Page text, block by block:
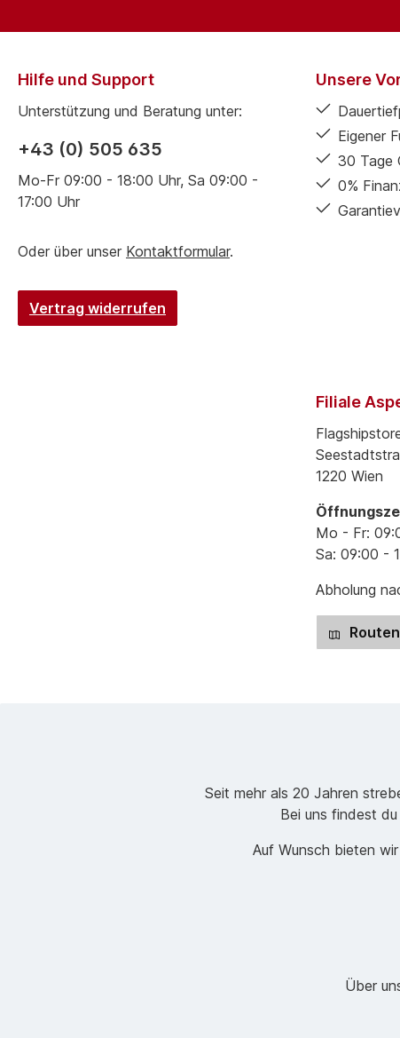
Hilfe und Support
Unterstützung und Beratung unter:
+43 (0) 505 635
Mo-Fr 09:00 - 18:00 Uhr, Sa 09:00 -
17:00 Uhr
Oder über unser Kontaktformular.
Vertrag widerrufen
Unsere
Eigener
30 Tage
0%
Filiale
1220 Wien
Mo - Fr:
Sa: 09:00 -
Abholung
Seit mehr als 20 Jahren
Bei uns findest
Auf Wunsch bieten
Über